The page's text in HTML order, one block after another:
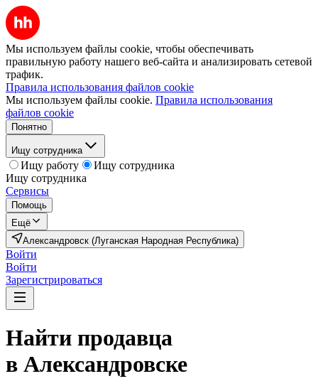
Мы используем файлы cookie, чтобы обеспечивать
правильную работу нашего веб-сайта и анализировать сетевой
трафик.
Правила использования файлов cookie
Мы используем файлы cookie. Правила использования
файлов cookie
Понятно
Ищу сотрудника
Ищу работу
Ищу сотрудника
Ищу сотрудника
Сервисы
Помощь
Ещё
Александровск (Луганская Народная Республика)
Войти
Войти
Зарегистрироваться
Найти продавца
в Александровске